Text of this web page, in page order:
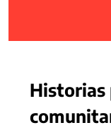
Historias